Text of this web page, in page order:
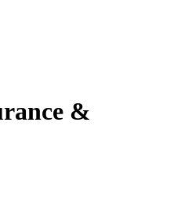
&